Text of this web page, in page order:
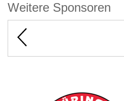
Weitere Sponsoren